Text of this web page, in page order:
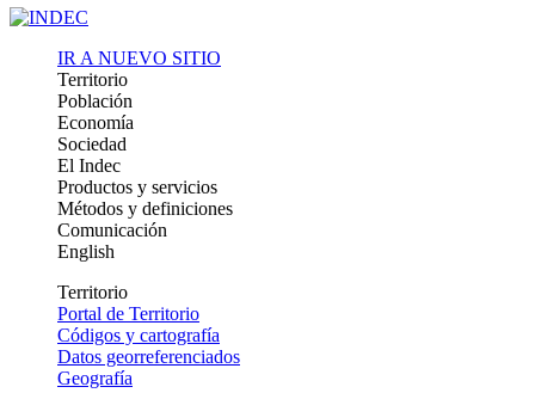
IR A NUEVO SITIO
Territorio
Población
Economía
Sociedad
El Indec
Productos y servicios
Métodos y definiciones
Comunicación
English
Territorio
Portal de Territorio
Códigos y cartografía
Datos georreferenciados
Geografía